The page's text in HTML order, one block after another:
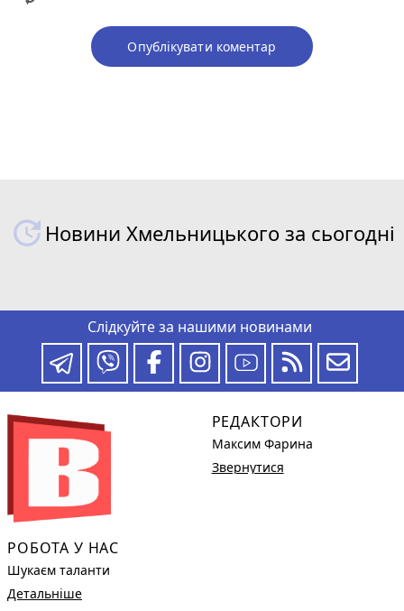
Опублікувати коментар
Новини Хмельницького за сьогодні
Слідкуйте за нашими новинами
РОБОТА У НАС
Шукаєм таланти
Детальніше
РЕДАКТОРИ
Максим Фарина
Звернутися